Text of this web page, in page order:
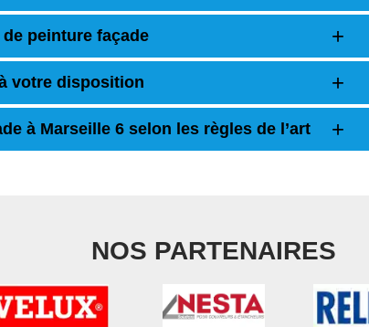
peinture façade
votre disposition
à Marseille 6 selon les règles de l’art
NOS PARTENAIRES